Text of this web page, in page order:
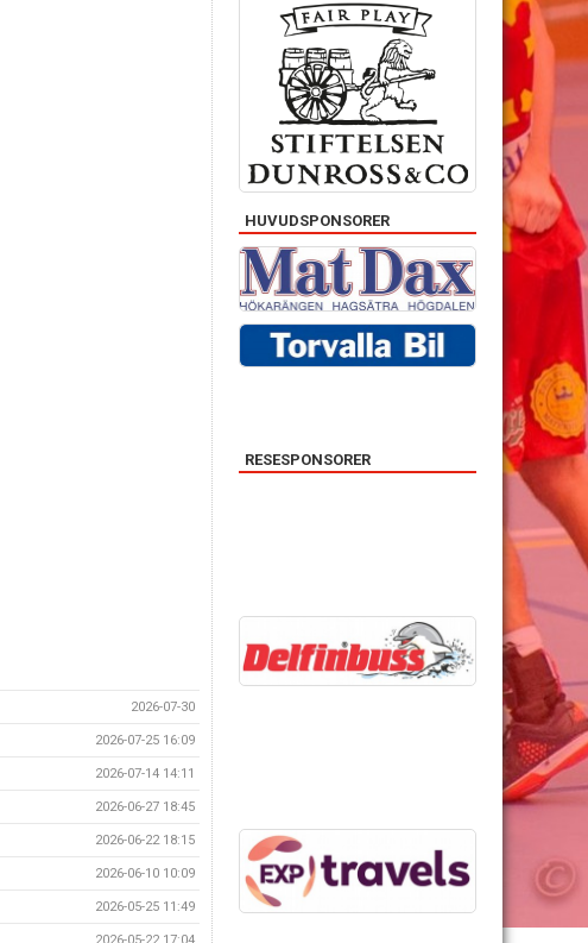
2026-07-30
2026-07-25 16:09
2026-07-14 14:11
2026-06-27 18:45
2026-06-22 18:15
2026-06-10 10:09
2026-05-25 11:49
HUVUDSPONSORER
RESESPONSORER